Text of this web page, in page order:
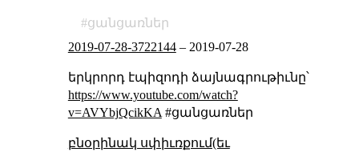
ցանցառներ
2019-07-28-3722144– 2019-07-28
երկրորդ էպիզոդի ձայնագրութիւնը՝
https://www.youtube.com/watch?
v=AVYbjQcikKA #ցանցառներ
բնօրինակ սփիւռքում(եւ